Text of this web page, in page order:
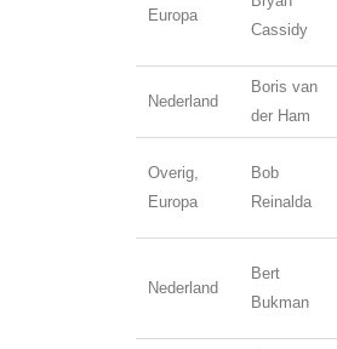
Europa
Cassidy
Nederland
Boris van
der Ham
Overig,
Europa
Bob
Reinalda
Nederland
Bert
Bukman